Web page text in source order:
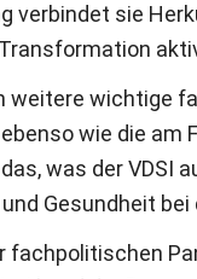
sie
wichtige
wie die am
was der
Gesundheit